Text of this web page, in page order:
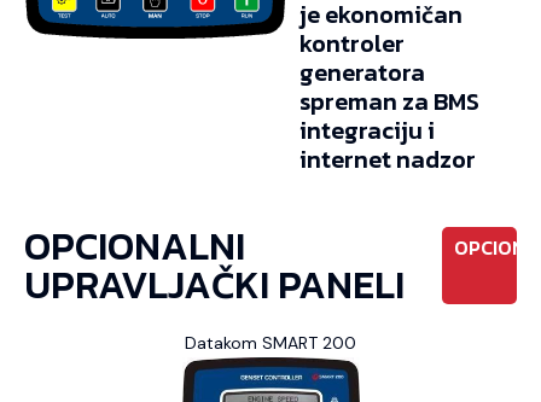
je ekonomičan
kontroler
generatora
spreman za BMS
integraciju i
internet nadzor
OPCIONALNI
UPRAVLJAČKI PANELI
OPCIONO
Datakom SMART 200